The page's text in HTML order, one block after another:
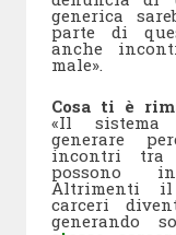
generica
parte di
anche
male».
Cosa ti è
«Il sistema
generare
incontri tra
possono
Altrimenti il
carceri
generando